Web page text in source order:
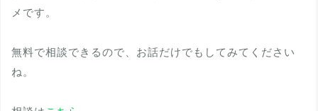
メです。
無料で相談できるので、お話だけでもしてみてください
ね。